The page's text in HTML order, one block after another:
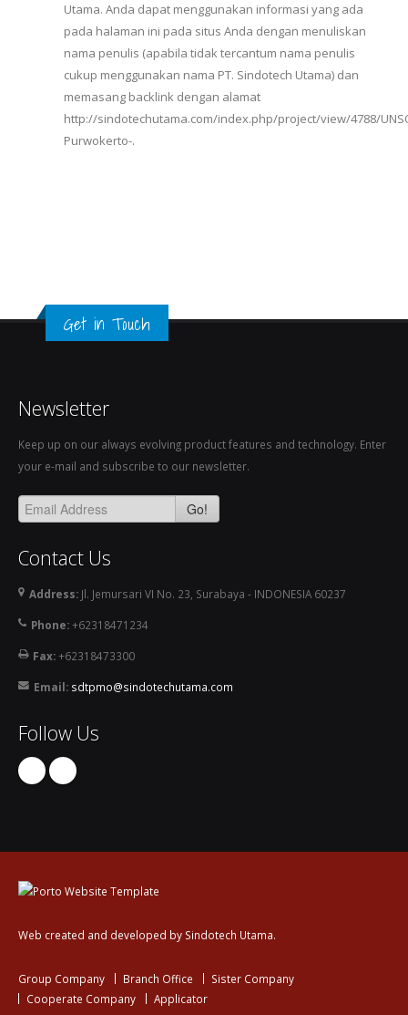
Utama. Anda dapat menggunakan informasi yang ada
pada halaman ini pada situs Anda dengan menuliskan
nama penulis (apabila tidak tercantum nama penulis
cukup menggunakan nama PT. Sindotech Utama) dan
memasang backlink dengan alamat
http://sindotechutama.com/index.php/project/view/4788/
Purwokerto-.
Get in Touch
Newsletter
Keep up on our always evolving product features and technology. Enter
your e-mail and subscribe to our newsletter.
Go!
Contact Us
Address: Jl. Jemursari VI No. 23, Surabaya - INDONESIA 60237
Phone:+62318471234
Fax:+62318473300
Email: sdtpmo@sindotechutama.com
Follow Us
Web created and developed by Sindotech Utama.
Group Company Branch Office
Sister Company
Cooperate Company
Applicator